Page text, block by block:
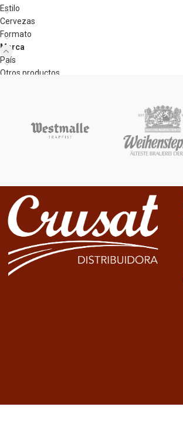
Estilo
Cervezas
Formato
Marca
País
Otros productos